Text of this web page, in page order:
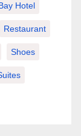
Hotel
Restaurant
Shoes